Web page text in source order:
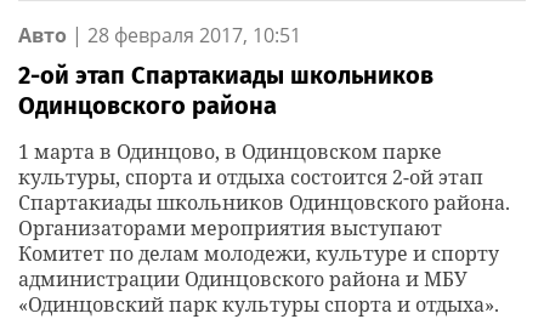
Авто | 28 февраля 2017, 10:51
2-ой этап Спартакиады школьников
Одинцовского района
1 марта в Одинцово, в Одинцовском парке
культуры, спорта и отдыха состоится 2-ой этап
Спартакиады школьников Одинцовского района.
Организаторами мероприятия выступают
Комитет по делам молодежи, культуре и спорту
администрации Одинцовского района и МБУ
«Одинцовский парк культуры спорта и отдыха».